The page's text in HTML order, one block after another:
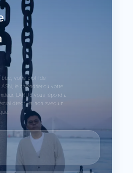
bloc, votre profil de
le calendrier ou votre
LARUS vous répondra
direct, et non avec un